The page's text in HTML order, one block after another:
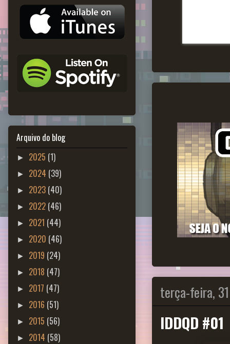
terça-feira,
IDDQD #01
Arquivo do blog
► 2025 (1)
► 2024 (39)
► 2023 (40)
► 2022 (46)
► 2021 (44)
► 2020 (46)
► 2019 (24)
► 2018 (47)
► 2017 (47)
► 2016 (51)
► 2015 (56)
► 2014 (58)